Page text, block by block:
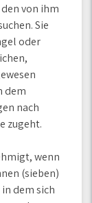
von ihm
Sie
oder
dem
nach
zugeht.
wenn
(sieben)
dem sich